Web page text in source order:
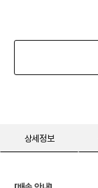
상세정보